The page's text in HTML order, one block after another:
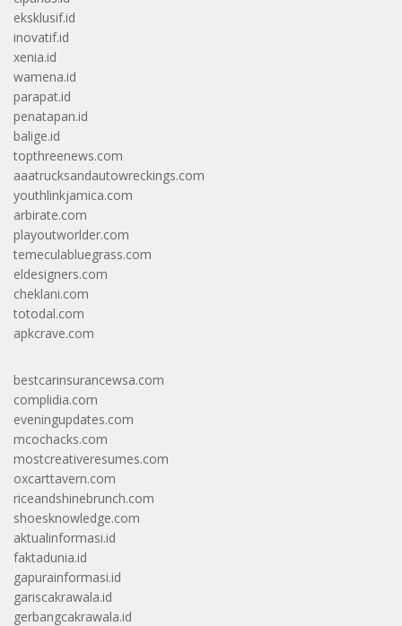
eksklusif.id
inovatif.id
xenia.id
wamena.id
parapat.id
penatapan.id
balige.id
topthreenews.com
aaatrucksandautowreckings.com
youthlinkjamica.com
arbirate.com
playoutworlder.com
temeculabluegrass.com
eldesigners.com
cheklani.com
totodal.com
apkcrave.com
bestcarinsurancewsa.com
complidia.com
eveningupdates.com
mcochacks.com
mostcreativeresumes.com
oxcarttavern.com
riceandshinebrunch.com
shoesknowledge.com
aktualinformasi.id
faktadunia.id
gapurainformasi.id
gariscakrawala.id
gerbangcakrawala.id